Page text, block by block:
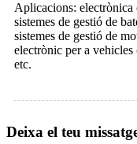
Aplicacions: electrònica
sistemes de gestió de
sistemes de gestió de
electrònic per a
etc.
Deixa el teu